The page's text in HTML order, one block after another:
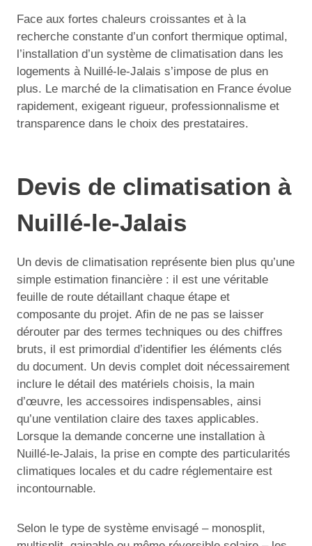
Face aux fortes chaleurs croissantes et à la
recherche constante d’un confort thermique optimal,
l’installation d’un système de climatisation dans les
logements à Nuillé-le-Jalais s’impose de plus en
plus. Le marché de la climatisation en France évolue
rapidement, exigeant rigueur, professionnalisme et
transparence dans le choix des prestataires.
Devis de climatisation à
Nuillé-le-Jalais
Un devis de climatisation représente bien plus qu’une
simple estimation financière : il est une véritable
feuille de route détaillant chaque étape et
composante du projet. Afin de ne pas se laisser
dérouter par des termes techniques ou des chiffres
bruts, il est primordial d’identifier les éléments clés
du document. Un devis complet doit nécessairement
inclure le détail des matériels choisis, la main
d’œuvre, les accessoires indispensables, ainsi
qu’une ventilation claire des taxes applicables.
Lorsque la demande concerne une installation à
Nuillé-le-Jalais, la prise en compte des particularités
climatiques locales et du cadre réglementaire est
incontournable.
Selon le type de système envisagé – monosplit,